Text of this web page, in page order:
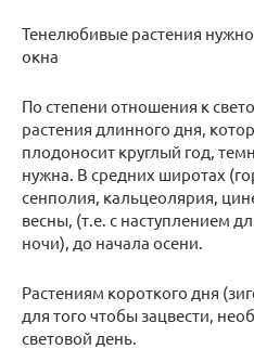
Тенелюбивые растения
окна
По степени отношения к
растения длинного дня,
плодоносит круглый год,
нужна. В средних широтах
сенполия, кальцеолярия,
весны, (т.е. с наступлением
ночи), до начала осени.
Растениям короткого дня
для того чтобы зацвести,
световой день.